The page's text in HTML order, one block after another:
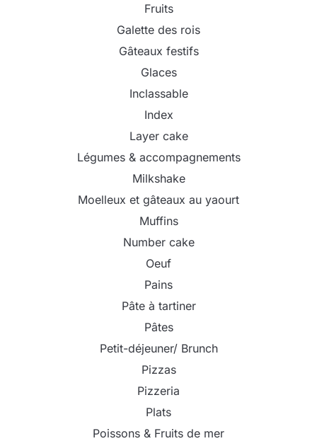
Fruits
Galette des rois
Gâteaux festifs
Glaces
Inclassable
Index
Layer cake
Légumes & accompagnements
Milkshake
Moelleux et gâteaux au yaourt
Muffins
Number cake
Oeuf
Pains
Pâte à tartiner
Pâtes
Petit-déjeuner/ Brunch
Pizzas
Pizzeria
Plats
Poissons & Fruits de mer